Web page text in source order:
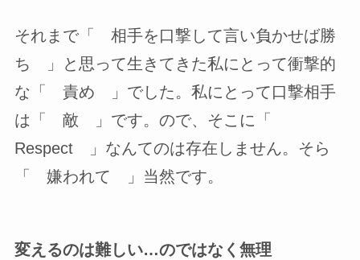
それまで「 相手を口撃して言い負かせば勝
ち 」と思って生きてきた私にとって衝撃的
な「 責め 」でした。私にとって口撃相手
は「 敵 」です。ので、そこに「
Respect 」なんてのは存在しません。そら
「 嫌われて 」当然です。
変えるのは難しい…のではなく無理